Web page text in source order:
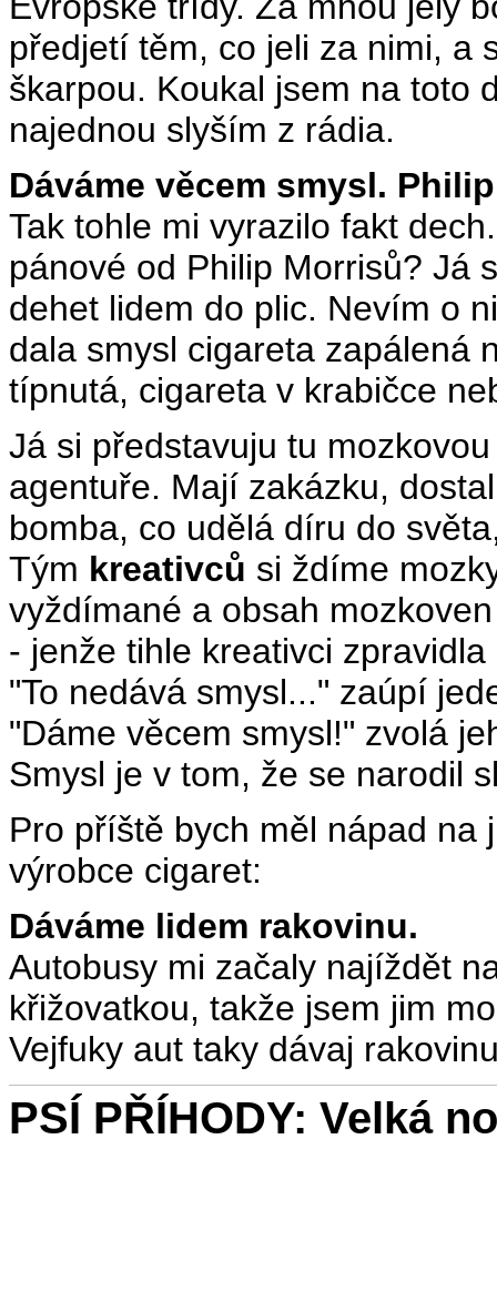
předjetí těm, co jeli za nimi, a
škarpou. Koukal jsem na toto
najednou slyším z rádia.
Dáváme věcem smysl.
Tak tohle mi vyrazilo fakt
pánové od Philip Morrisů? Já
dehet lidem do plic. Nevím o
dala smysl cigareta zapálená
típnutá, cigareta v krabičce
Já si představuju tu
agentuře. Mají zakázku,
bomba, co udělá díru do
Tým kreativců si ždíme
vyždímané a obsah
- jenže tihle kreativci
"To nedává smysl..." zaúpí
"Dáme věcem smysl!" zvolá
Smysl je v tom, že se narodil
Pro příště bych měl nápad na
výrobce cigaret:
Dáváme lidem rakovinu.
Autobusy mi začaly najíždět
křižovatkou, takže jsem jim
Vejfuky aut taky dávaj
PSÍ PŘÍHODY: Velká